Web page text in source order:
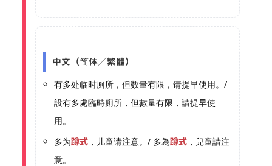
中文（简体／繁體）
有多处临时厕所，但数量有限，请提早使用。/
設有多處臨時廁所，但數量有限，請提早使
用。
多为蹲式 ，儿童请注意。/ 多為蹲式 ，兒童請注
意。